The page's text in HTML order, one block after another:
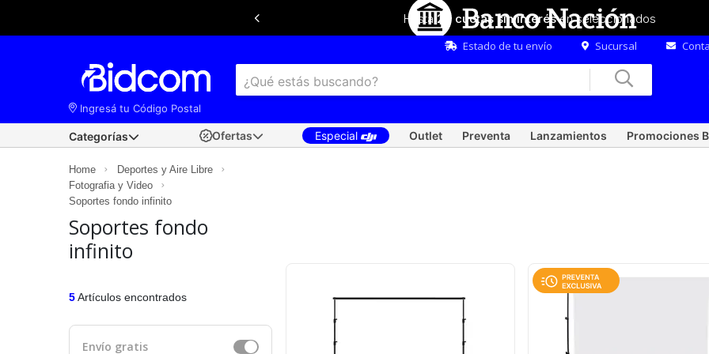
Hasta 20 cuotas sin interésen seleccionados
Estado de tu envío Sucursal
Ingresá tu Código Postal
Ofertas Especial Outlet Preventa Lanzamientos Promociones
Categorías
Home
Deportes y Aire Libre
Fotografia y Video
Soportes fondo infinito
Soportes fondo
infinito
5Artículos encontrados
Envío gratis